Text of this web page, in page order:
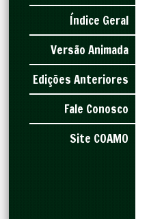
Índice Geral
Versão Animada
Edições Anteriores
Fale Conosco
Site COAMO